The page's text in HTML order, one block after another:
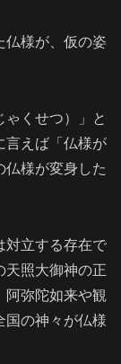
仏様が、仮の姿
ゃくせつ）」と
言えば「仏様が
仏様が変身した
対立する存在で
天照大御神の正
阿弥陀如来や観
国の神々が仏様